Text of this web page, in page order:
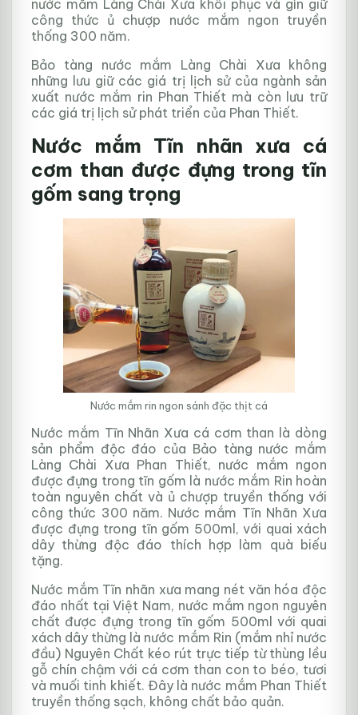
nước mắm Làng Chài Xưa khôi phục và gìn giữ
công thức ủ chượp nước mắm ngon truyền
thống 300 năm.
Bảo tàng nước mắm Làng Chài Xưa không
những lưu giữ các giá trị lịch sử của ngành sản
xuất nước mắm rin Phan Thiết mà còn lưu trữ
các giá trị lịch sử phát triển của Phan Thiết.
Nước mắm Tĩn nhãn xưa cá
cơm than được đựng trong tĩn
gốm sang trọng
Nước mắm rin ngon sánh đặc thịt cá
Nước mắm Tĩn Nhãn Xưa cá cơm than là dòng
sản phẩm độc đáo của Bảo tàng nước mắm
Làng Chài Xưa Phan Thiết, nước mắm ngon
được đựng trong tĩn gốm là nước mắm Rin hoàn
toàn nguyên chất và ủ chượp truyền thống với
công thức 300 năm. Nước mắm Tĩn Nhãn Xưa
được đựng trong tĩn gốm 500ml, với quai xách
dây thừng độc đáo thích hợp làm quà biếu
tặng.
Nước mắm Tĩn nhãn xưa mang nét văn hóa độc
đáo nhất tại Việt Nam, nước mắm ngon nguyên
chất được đựng trong tĩn gốm 500ml với quai
xách dây thừng là nước mắm Rin (mắm nhỉ nước
đầu) Nguyên Chất kéo rút trực tiếp từ thùng lều
gỗ chín chậm với cá cơm than con to béo, tươi
và muối tinh khiết. Đây là nước mắm Phan Thiết
truyền thống sạch, không chất bảo quản.